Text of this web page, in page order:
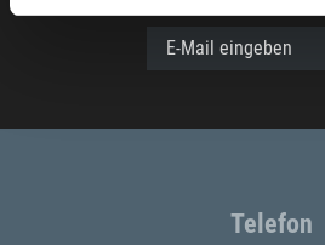
E-Mail eingeben
Telefon